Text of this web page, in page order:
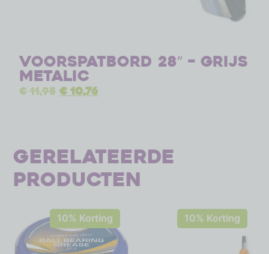
Voorspatbord 28″ – grijs
metalic
€11,95 €10,76
Gerelateerde
producten
10% Korting 10% Korting